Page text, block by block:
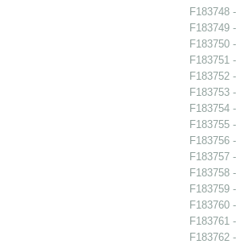
F183748
F183749
F183750
F183751
F183752
F183753
F183754
F183755
F183756
F183757
F183758
F183759
F183760
F183761
F183762